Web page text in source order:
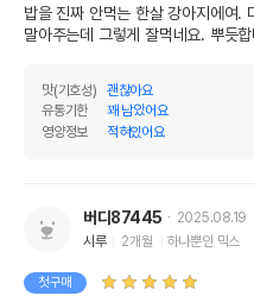
밥을 진짜 안먹는 한살 강아지에여.
말아주는데 그렇게 잘먹네요. 뿌듯
맛(기호성)
괜찮아요
유통기한
꽤 남았어요
영양정보
적혀있어요
버디87445
2025.08.19
시루
2개월 하나뿐인 믹스
첫구매